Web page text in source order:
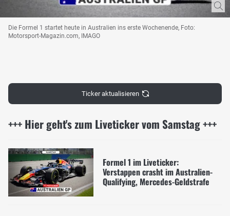
Die Formel 1 startet heute in Australien ins erste Wochenende, Foto:
Motorsport-Magazin.com, IMAGO
Ticker aktualisieren
+++ Hier geht's zum Liveticker vom Samstag +++
Formel 1 im Liveticker:
Verstappen crasht im Australien-
Qualifying, Mercedes-Geldstrafe